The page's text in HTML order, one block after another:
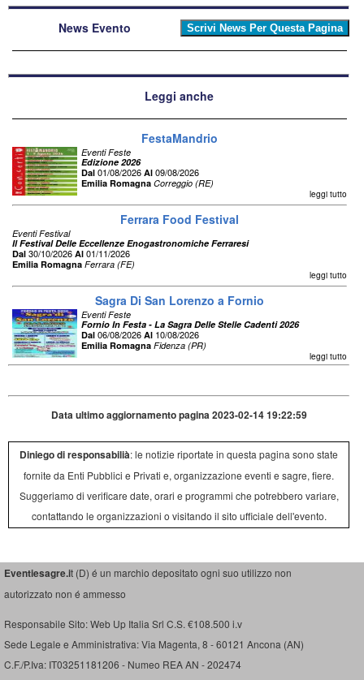
News Evento
Leggi anche
FestaMandrio
Eventi Feste
Edizione 2026
Dal 01/08/2026 Al 09/08/2026
Emilia Romagna Correggio (RE)
leggi tutto
Ferrara Food Festival
Eventi Festival
Il Festival Delle Eccellenze Enogastronomiche Ferraresi
Dal 30/10/2026 Al 01/11/2026
Emilia Romagna Ferrara (FE)
leggi tutto
Sagra Di San Lorenzo a Fornio
Eventi Feste
Fornio In Festa - La Sagra Delle Stelle Cadenti 2026
Dal 06/08/2026 Al 10/08/2026
Emilia Romagna Fidenza (PR)
leggi tutto
Data ultimo aggiornamento pagina 2023-02-14 19:22:59
Diniego di responsabilià: le notizie riportate in questa pagina sono state
fornite da Enti Pubblici e Privati e, organizzazione eventi e sagre, fiere.
Suggeriamo di verificare date, orari e programmi che potrebbero variare,
contattando le organizzazioni o visitando il sito ufficiale dell'evento.
Eventiesagre.it (D) é un marchio depositato ogni suo utilizzo non
autorizzato non é ammesso
Responsabile Sito: Web Up Italia Srl C.S. €108.500 i.v
Sede Legale e Amministrativa: Via Magenta, 8 - 60121 Ancona (AN)
C.F./P.Iva: IT03251181206 - Numeo REA AN - 202474